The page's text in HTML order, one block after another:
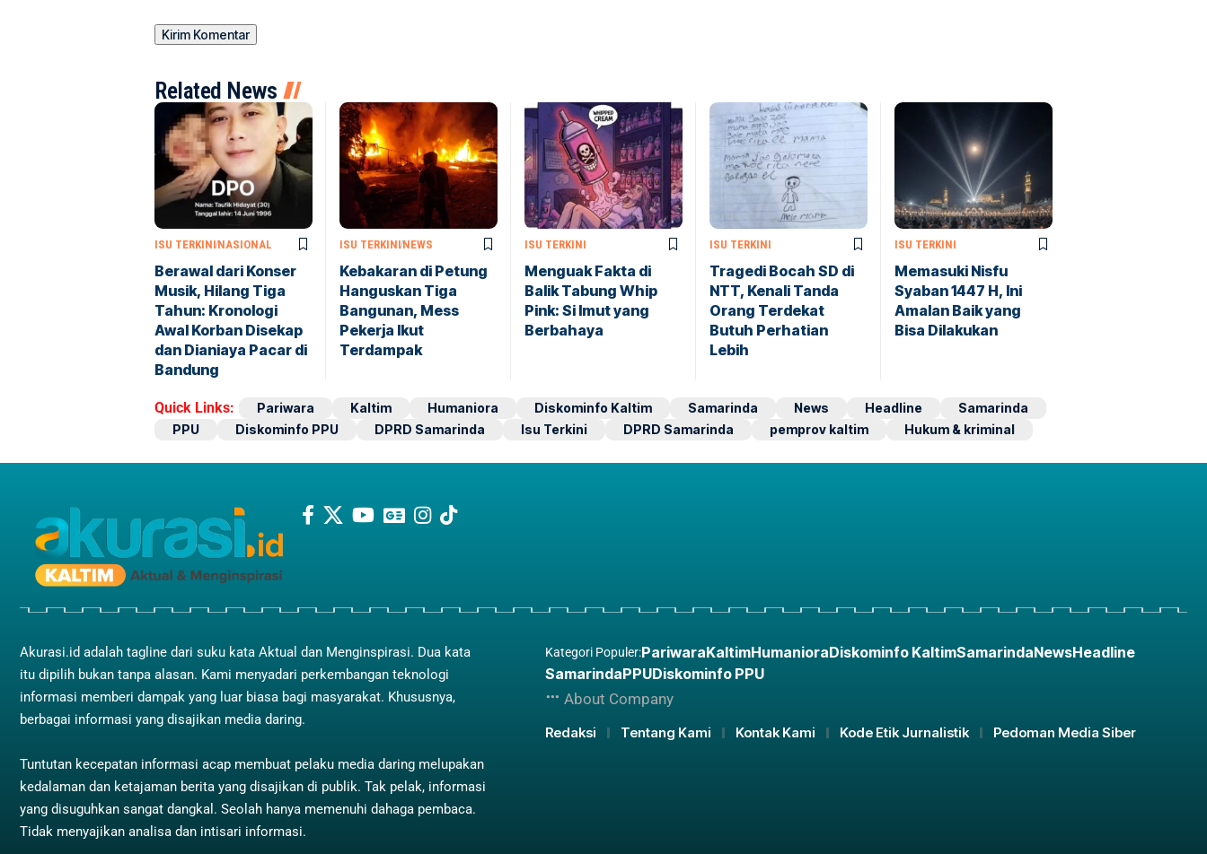
Related News
ISU TERKININASIONAL
Berawal dari Konser
Musik, Hilang Tiga
Tahun: Kronologi
Awal Korban Disekap
dan Dianiaya Pacar di
Bandung
ISU TERKININEWS
Kebakaran di Petung
Hanguskan Tiga
Bangunan, Mess
Pekerja Ikut
Terdampak
ISU TERKINI
Menguak Fakta di
Balik Tabung Whip
Pink: Si Imut yang
Berbahaya
ISU TERKINI
Tragedi Bocah SD di
NTT, Kenali Tanda
Orang Terdekat
Butuh Perhatian
Lebih
ISU TERKINI
Memasuki Nisfu
Syaban 1447 H, Ini
Amalan Baik yang
Bisa Dilakukan
Quick Links: Pariwara Kaltim Humaniora Diskominfo Kaltim Samarinda News Headline
Samarinda
PPU
Diskominfo PPU DPRD Samarinda Isu Terkini DPRD Samarinda pemprov kaltim Hukum & kriminal
Akurasi.id adalah tagline dari suku kata Aktual dan Menginspirasi. Dua kata
itu dipilih bukan tanpa alasan. Kami menyadari perkembangan teknologi
informasi memberi dampak yang luar biasa bagi masyarakat. Khususnya,
berbagai informasi yang disajikan media daring.
Tuntutan kecepatan informasi acap membuat pelaku media daring melupakan
kedalaman dan ketajaman berita yang disajikan di publik. Tak pelak, informasi
yang disuguhkan sangat dangkal. Seolah hanya memenuhi dahaga pembaca.
Tidak menyajikan analisa dan intisari informasi.
Kategori Populer:PariwaraKaltimHumanioraDiskominfo KaltimSamarindaNewsHeadline
SamarindaPPUDiskominfo PPU
About Company
Redaksi
Tentang Kami Kontak Kami Kode Etik Jurnalistik Pedoman Media Siber